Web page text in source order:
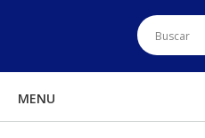
MENU